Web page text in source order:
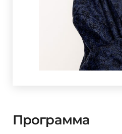
Программа